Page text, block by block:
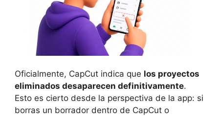
Oficialmente, CapCut indica que los proyectos
eliminados desaparecen definitivamente.
Esto es cierto desde la perspectiva de la app: si
borras un borrador dentro de CapCut o